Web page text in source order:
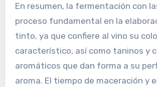
En resumen, la fermentación con
proceso fundamental en la
tinto, ya que confiere al vino su
característico, así como taninos y
aromáticos que dan forma a su
aroma. El tiempo de maceración y